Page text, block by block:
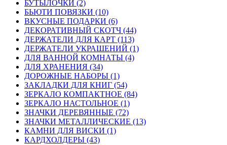
БУТЫЛОЧКИ (2)
БЬЮТИ ПОВЯЗКИ (10)
ВКУСНЫЕ ПОДАРКИ (6)
ДЕКОРАТИВНЫЙ СКОТЧ (44)
ДЕРЖАТЕЛИ ДЛЯ КАРТ (113)
ДЕРЖАТЕЛИ УКРАШЕНИЙ (1)
ДЛЯ ВАННОЙ КОМНАТЫ (4)
ДЛЯ ХРАНЕНИЯ (34)
ДОРОЖНЫЕ НАБОРЫ (1)
ЗАКЛАДКИ ДЛЯ КНИГ (54)
ЗЕРКАЛО КОМПАКТНОЕ (84)
ЗЕРКАЛО НАСТОЛЬНОЕ (1)
ЗНАЧКИ ДЕРЕВЯННЫЕ (72)
ЗНАЧКИ МЕТАЛЛИЧЕСКИЕ (13)
КАМНИ ДЛЯ ВИСКИ (1)
КАРДХОЛДЕРЫ (43)